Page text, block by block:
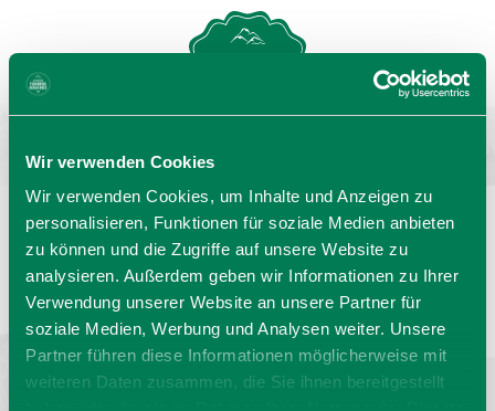
Wir verwenden Cookies
Wir verwenden Cookies, um Inhalte und Anzeigen zu
personalisieren, Funktionen für soziale Medien anbieten
zu können und die Zugriffe auf unsere Website zu
analysieren. Außerdem geben wir Informationen zu Ihrer
Verwendung unserer Website an unsere Partner für
soziale Medien, Werbung und Analysen weiter. Unsere
Partner führen diese Informationen möglicherweise mit
weiteren Daten zusammen, die Sie ihnen bereitgestellt
Sprache wählen: DE EN IT
Barrierefrei reisen Filmregion
Prospekte
Kontakt
Impressum
Datenschutz
Erklärung zur Barrierefreiheit
Bayern - traditionell anders
GASTGEBERSUCHE